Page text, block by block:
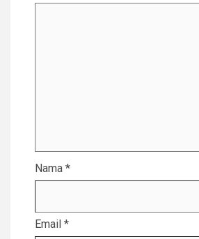
Nama *
Email *